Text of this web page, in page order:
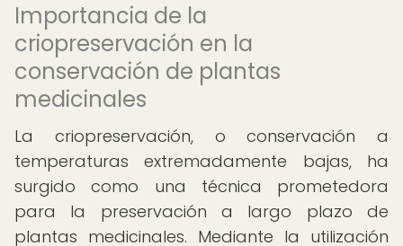
Importancia de la
criopreservación en la
conservación de plantas
medicinales
La criopreservación, o conservación a
temperaturas extremadamente bajas, ha
surgido como una técnica prometedora
para la preservación a largo plazo de
plantas medicinales. Mediante la utilización